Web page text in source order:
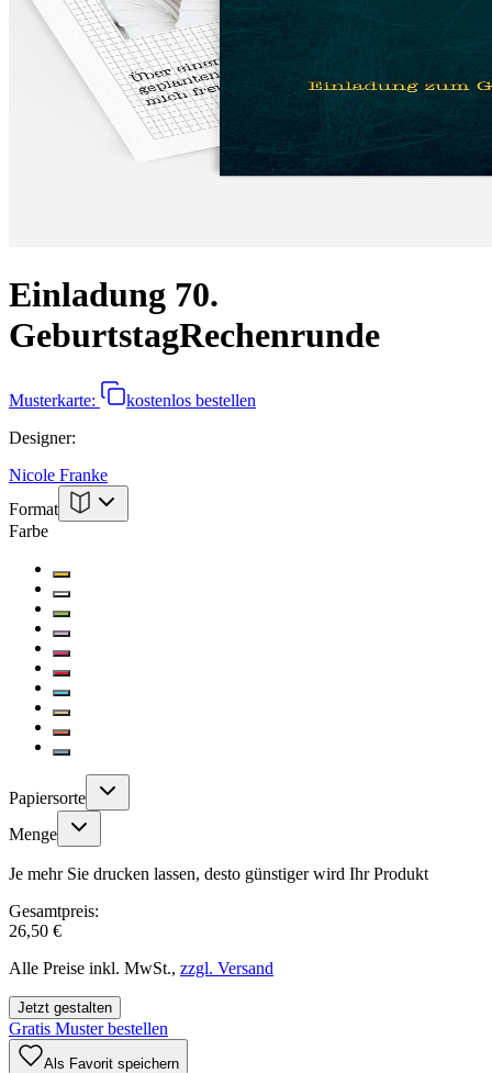
Einladung 70.
GeburtstagRechenrunde
Musterkarte:
kostenlos bestellen
Designer:
Nicole Franke
Format
Farbe
Papiersorte
Menge
Je mehr Sie drucken lassen, desto günstiger wird Ihr Produkt
Gesamtpreis:
26,50 €
Alle Preise inkl. MwSt., zzgl. Versand
Jetzt gestalten
Gratis Muster bestellen
Als Favorit speichern